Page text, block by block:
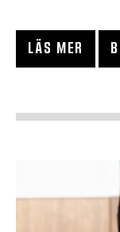
LÄS MER